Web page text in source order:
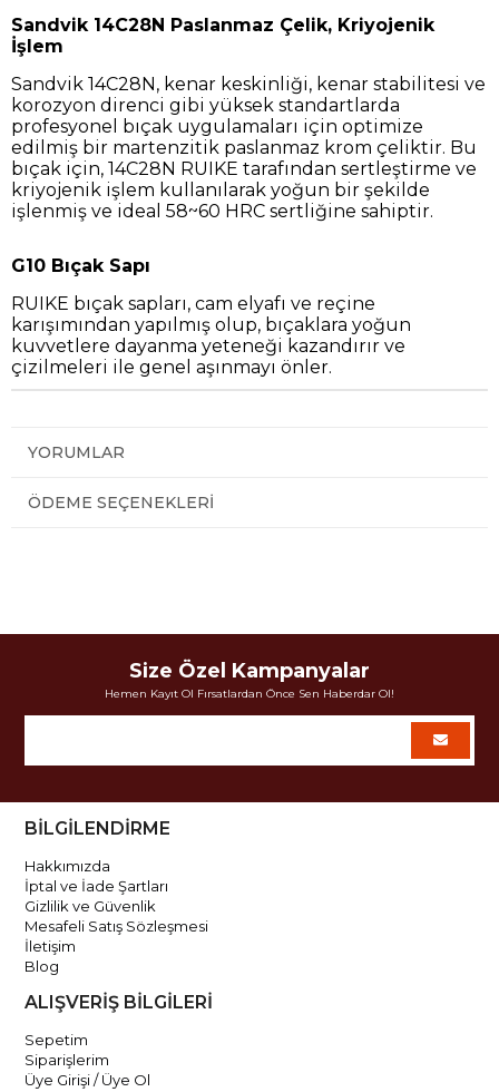
Sandvik 14C28N Paslanmaz Çelik, Kriyojenik
İşlem
Sandvik 14C28N, kenar keskinliği, kenar stabilitesi ve
korozyon direnci gibi yüksek standartlarda
profesyonel bıçak uygulamaları için optimize
edilmiş bir martenzitik paslanmaz krom çeliktir. Bu
bıçak için, 14C28N RUIKE tarafından sertleştirme ve
kriyojenik işlem kullanılarak yoğun bir şekilde
işlenmiş ve ideal 58~60 HRC sertliğine sahiptir.
G10 Bıçak Sapı
RUIKE bıçak sapları, cam elyafı ve reçine
karışımından yapılmış olup, bıçaklara yoğun
kuvvetlere dayanma yeteneği kazandırır ve
çizilmeleri ile genel aşınmayı önler.
YORUMLAR
ÖDEME SEÇENEKLERI
Size Özel Kampanyalar
Hemen Kayıt Ol Fırsatlardan Önce Sen Haberdar Ol!
BİLGİLENDİRME
Hakkımızda
İptal ve İade Şartları
Gizlilik ve Güvenlik
Mesafeli Satış Sözleşmesi
İletişim
Blog
ALIŞVERİŞ BİLGİLERİ
Sepetim
Siparişlerim
Üye Girişi / Üye Ol